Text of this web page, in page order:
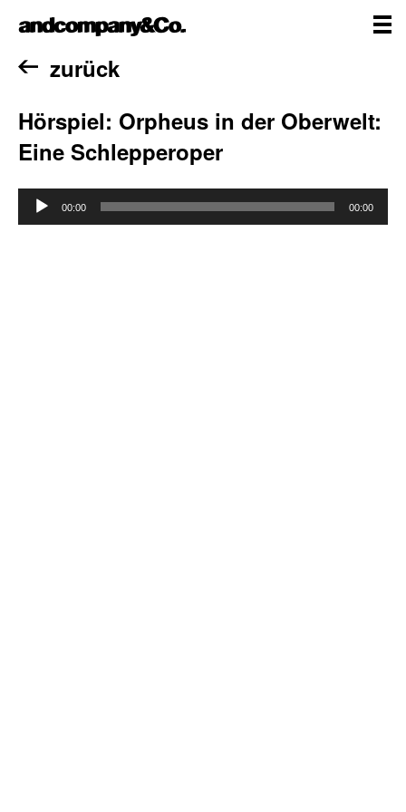
Inhalt
andcompany&Co
Homezurück
Hörspiel: Orpheus in der Oberwelt:
Eine Schlepperoper
Audio-
Player
00:00 00:00